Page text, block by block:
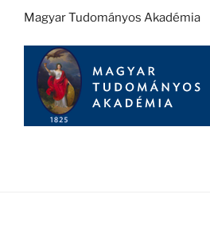
Magyar Tudományos Akadémia